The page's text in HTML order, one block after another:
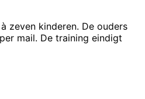
zeven kinderen. De ouders
mail. De training eindigt